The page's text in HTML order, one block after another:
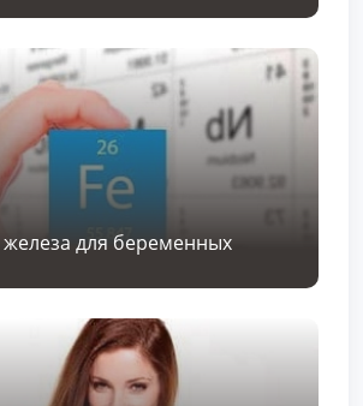
для беременных